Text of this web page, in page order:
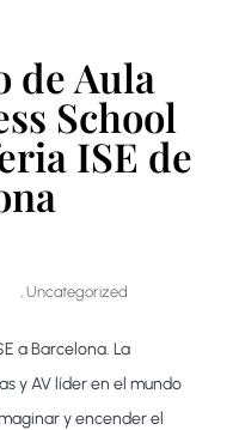
de Aula
School
ISE de
, Uncategorized
a Barcelona. La
y AV líder en el mundo
y encender el